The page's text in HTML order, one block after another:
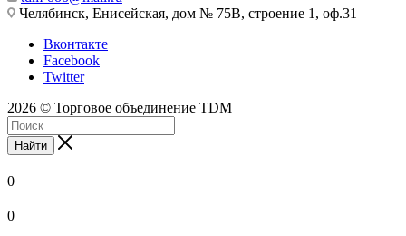
Челябинск, Енисейская, дом № 75В, строение 1, оф.31
Вконтакте
Facebook
Twitter
2026 © Торговое объединение TDM
Найти
0
0